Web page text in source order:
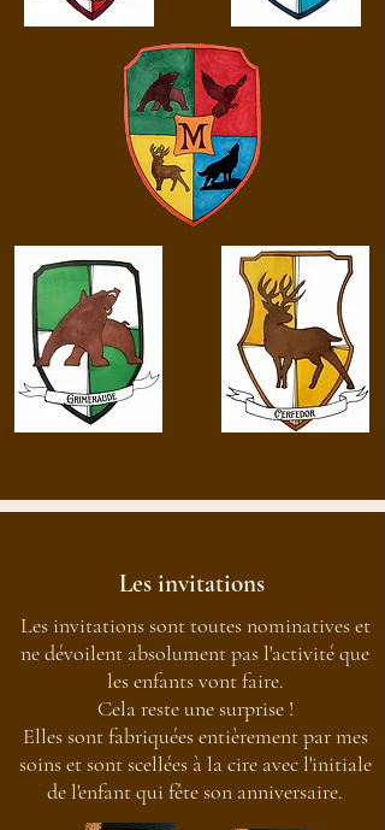
Les invitations
Les invitations sont toutes nominatives et
ne dévoilent absolument pas l'activité que
les enfants vont faire.
Cela reste une surprise !
Elles sont fabriquées entièrement par mes
soins et sont scellées à la cire avec l'initiale
de l'enfant qui fête son anniversaire.